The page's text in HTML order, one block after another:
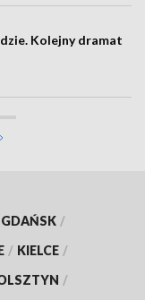
Kolejny dramat
GDAŃSK /
/ KIELCE /
/